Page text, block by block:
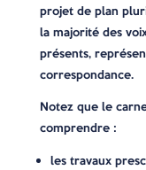
projet de plan
la majorité des
présents,
correspondance.
Notez que le
comprendre :
les travaux